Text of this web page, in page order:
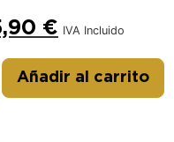
€ IVA Incluido
Añadir al carrito